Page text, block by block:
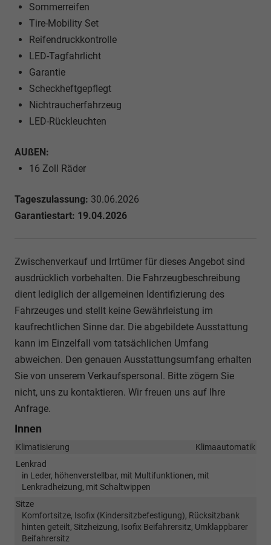
Sommerreifen
Tire-Mobility Set
Reifendruckkontrolle
LED-Tagfahrlicht
Garantie
Scheckheftgepflegt
Nichtraucherfahrzeug
LED-Rückleuchten
AUßEN:
16 Zoll Räder
Tageszulassung: 30.06.2026
Garantiestart: 19.04.2026
Zwischenverkauf und Irrtümer für dieses Angebot sind
ausdrücklich vorbehalten. Die Fahrzeugbeschreibung
dient lediglich der allgemeinen Identifizierung des
Fahrzeuges und stellt keine Gewährleistung im
kaufrechtlichen Sinne dar. Die abgebildete Ausstattung
kann im Einzelfall vom tatsächlichen Umfang
abweichen. Den genauen Ausstattungsumfang erhalten
Sie von unserem Verkaufspersonal. Bitte zögern Sie
nicht, uns zu kontaktieren. Wir freuen uns auf Ihre
Anfrage.
Innen
Klimatisierung
Klimaautomatik
Lenkrad
in Leder, höhenverstellbar, mit Multifunktionen, mit
Lenkradheizung, mit Schaltwippen
Sitze
Komfortsitze, Isofix (Kindersitzbefestigung), Rücksitzbank
hinten geteilt, Sitzheizung, Isofix Beifahrersitz, Umklappbarer
Beifahrersitz